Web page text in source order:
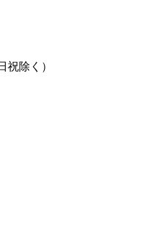
祝除く）